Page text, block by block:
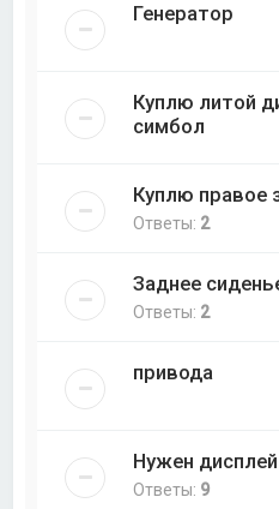
Генератор
Куплю литой
симбол
Куплю правое
Ответы: 2
Заднее
Ответы: 2
привода
Нужен
Ответы: 9